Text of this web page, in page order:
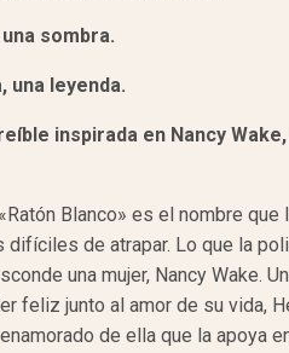
sombra.
una leyenda.
inspirada en Nancy Wake,
Blanco» es el nombre
difíciles de atrapar. Lo que la
una mujer, Nancy Wake.
feliz junto al amor de su vida,
de ella que la apoya